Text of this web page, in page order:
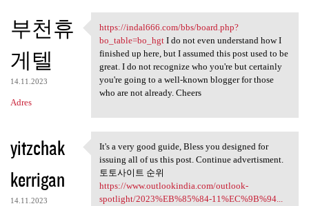
부천휴
게텔
14.11.2023
Adres
https://indal666.com/bbs
https://indal666.com/bbs/board.php?
bo_table=bo_hgtI do not even understand how I
finished up here, but I assumed this post used to be
great. I do not recognize who you're but certainly
you're going to a well-known blogger for those
who are not already. Cheers
yitzchak
kerrigan
14.11.2023
It's a very good guide, Bless
It's a very good guide, Bless you designed for
issuing all of us this post. Continue advertisment.
토토사이트 순위
https://www.outlookindia.com/outlook-
spotlight/2023%EB%85%84-11%EC%9B%94...